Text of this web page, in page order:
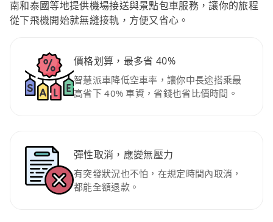
南和泰國等地提供機場接送與景點包車服務，讓你的旅程
從下飛機開始就無縫接軌，方便又省心。
價格划算，最多省 40%
智慧派車降低空車率，讓你中長途搭乘最
高省下 40% 車資，省錢也省比價時間。
彈性取消，應變無壓力
有突發狀況也不怕，在規定時間內取消，
都能全額退款。